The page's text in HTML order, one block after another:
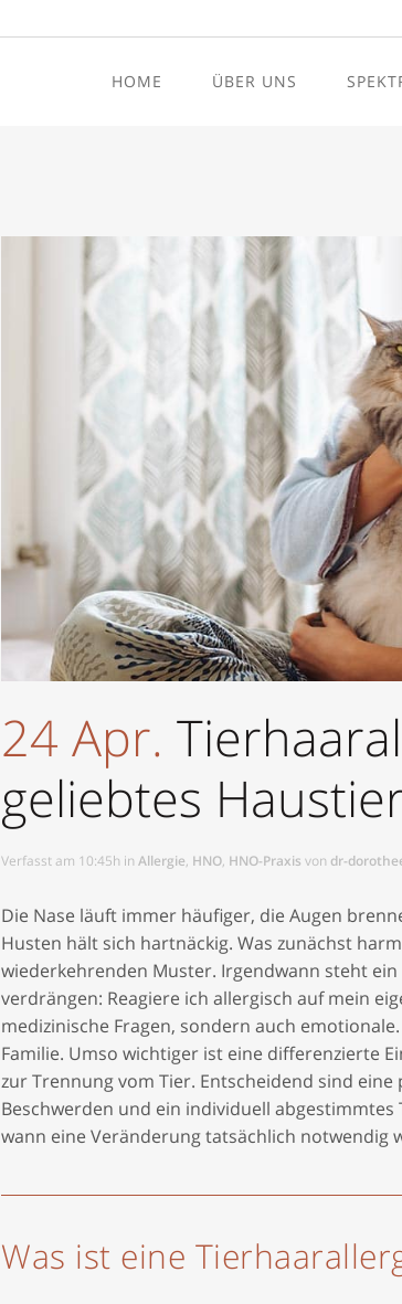
HOME ÜBER UNS
Allergien
HNO
Ohren
24 Apr.
geliebtes
Verfasst am 10:45h in Allergie, HNO, HNO-Praxis von dr-
Die Nase läuft immer häufiger, die Augen
Husten hält sich hartnäckig. Was zunächst
wiederkehrenden Muster. Irgendwann steht
verdrängen: Reagiere ich allergisch auf mein
medizinische Fragen, sondern auch
Familie. Umso wichtiger ist eine differenzierte
zur Trennung vom Tier. Entscheidend sind
Beschwerden und ein individuell
wann eine Veränderung tatsächlich notwendig
Was ist eine